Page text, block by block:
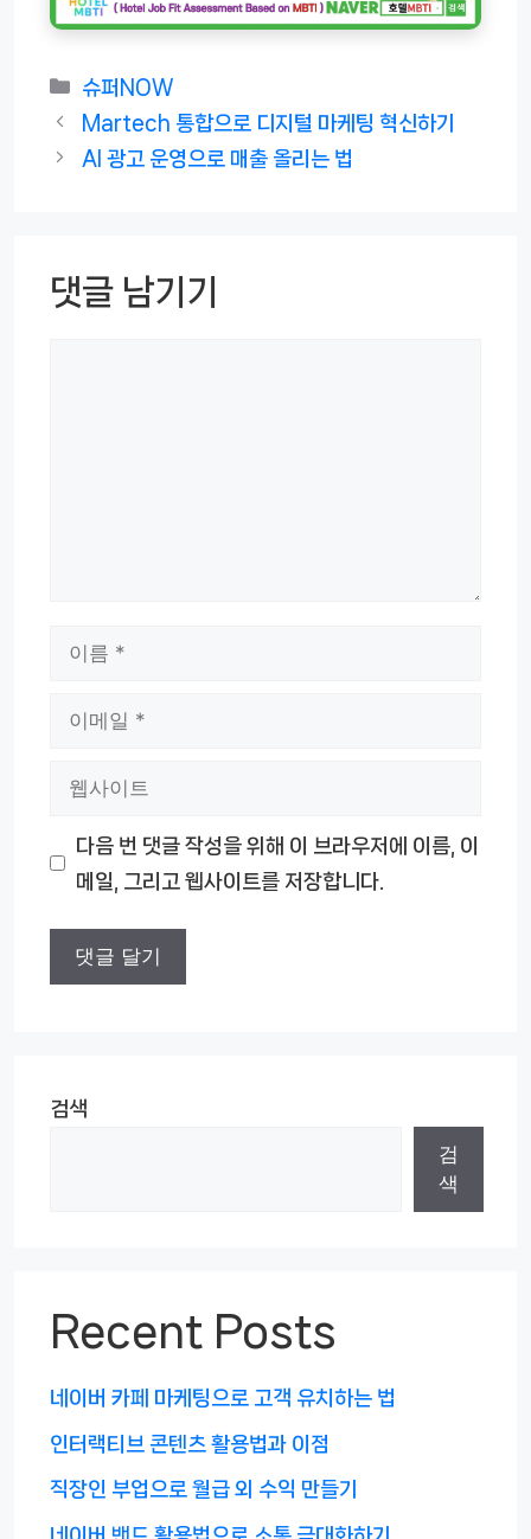
카
테
리
슈퍼NOW
Martech 통합으로 디지털 마케팅 혁신하기
AI 광고 운영으로 매출 올리는 법
댓글 남기기
다음 번 댓글 작성을 위해 이 브라우저에 이름, 이
메일, 그리고 웹사이트를 저장합니다.
검색
검
색
Recent Posts
네이버 카페 마케팅으로 고객 유치하는 법
인터랙티브 콘텐츠 활용법과 이점
직장인 부업으로 월급 외 수익 만들기